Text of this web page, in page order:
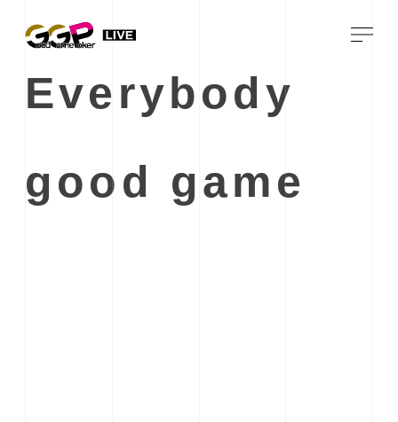
Everybody
good game